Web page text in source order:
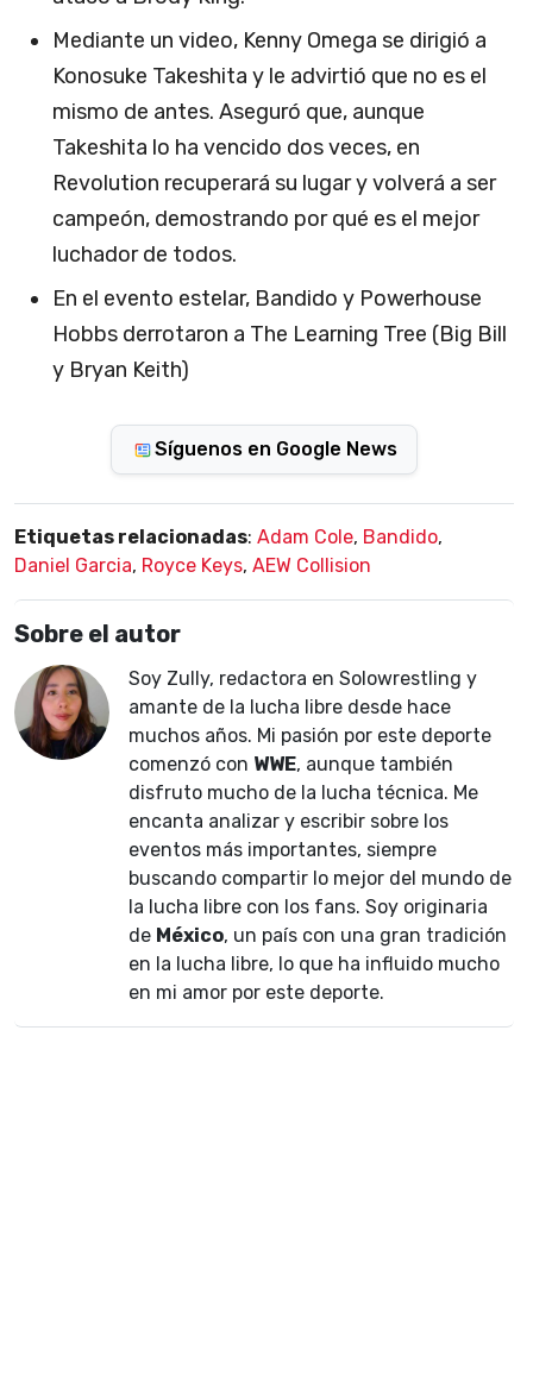
Mediante un video, Kenny Omega se dirigió a
Konosuke Takeshita y le advirtió que no es el
mismo de antes. Aseguró que, aunque
Takeshita lo ha vencido dos veces, en
Revolution recuperará su lugar y volverá a ser
campeón, demostrando por qué es el mejor
luchador de todos.
En el evento estelar, Bandido y Powerhouse
Hobbs derrotaron a The Learning Tree (Big Bill
y Bryan Keith)
Síguenos en Google News
Etiquetas relacionadas: Adam Cole, Bandido,
Daniel Garcia, Royce Keys, AEW Collision
Sobre el autor
Soy Zully, redactora en Solowrestling y
amante de la lucha libre desde hace
muchos años. Mi pasión por este deporte
comenzó con WWE, aunque también
disfruto mucho de la lucha técnica. Me
encanta analizar y escribir sobre los
eventos más importantes, siempre
buscando compartir lo mejor del mundo de
la lucha libre con los fans. Soy originaria
de México, un país con una gran tradición
en la lucha libre, lo que ha influido mucho
en mi amor por este deporte.